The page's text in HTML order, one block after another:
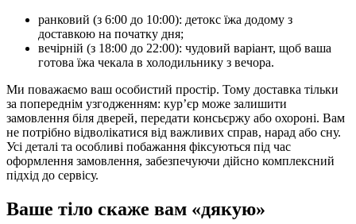
ранковий (з 6:00 до 10:00): детокс їжа додому з
доставкою на початку дня;
вечірній (з 18:00 до 22:00): чудовий варіант, щоб ваша
готова їжа чекала в холодильнику з вечора.
Ми поважаємо ваш особистий простір. Тому доставка тільки
за попереднім узгодженням: кур’єр може залишити
замовлення біля дверей, передати консьєржу або охороні. Вам
не потрібно відволікатися від важливих справ, нарад або сну.
Усі деталі та особливі побажання фіксуються під час
оформлення замовлення, забезпечуючи дійсно комплексний
підхід до сервісу.
Ваше тіло скаже вам «дякую»